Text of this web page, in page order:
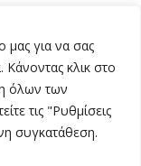
μας για να σας
Κάνοντας κλικ στο
όλων των
τις "Ρυθμίσεις
συγκατάθεση.